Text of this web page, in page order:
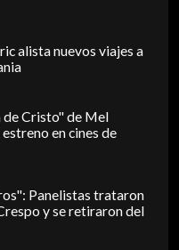
alista nuevos viajes a
de Cristo" de Mel
en cines de
Panelistas trataron
y se retiraron del